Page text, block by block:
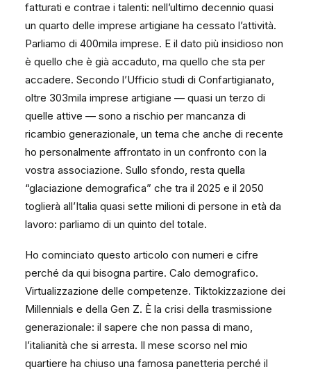
fatturati e contrae i talenti: nell’ultimo decennio quasi
un quarto delle imprese artigiane ha cessato l’attività.
Parliamo di 400mila imprese. E il dato più insidioso non
è quello che è già accaduto, ma quello che sta per
accadere. Secondo l’Ufficio studi di Confartigianato,
oltre 303mila imprese artigiane — quasi un terzo di
quelle attive — sono a rischio per mancanza di
ricambio generazionale, un tema che anche di recente
ho personalmente affrontato in un confronto con la
vostra associazione. Sullo sfondo, resta quella
“glaciazione demografica” che tra il 2025 e il 2050
toglierà all’Italia quasi sette milioni di persone in età da
lavoro: parliamo di un quinto del totale.
Ho cominciato questo articolo con numeri e cifre
perché da qui bisogna partire. Calo demografico.
Virtualizzazione delle competenze. Tiktokizzazione dei
Millennials e della Gen Z. È la crisi della trasmissione
generazionale: il sapere che non passa di mano,
l’italianità che si arresta. Il mese scorso nel mio
quartiere ha chiuso una famosa panetteria perché il